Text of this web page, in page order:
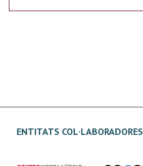
ENTITATS COL·LABORADORES